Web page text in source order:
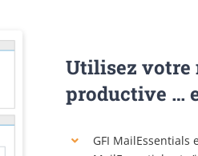
Utilisez votre
productive …
GFI MailEssentials